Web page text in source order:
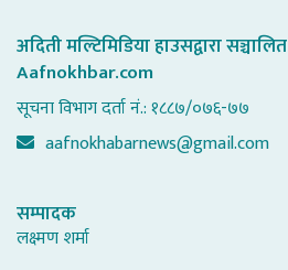
अदिती मल्टिमिडिया हाउसद्वारा सञ्चालित
Aafnokhbar.com
सूचना विभाग दर्ता नं.: १८८७/०७६-७७
aafnokhabarnews@gmail.com
सम्पादक
लक्ष्मण शर्मा